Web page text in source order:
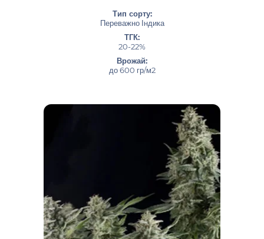
Тип сорту:
Переважно Індика
ТГК:
20-22%
Врожай:
до 600 гр/м2